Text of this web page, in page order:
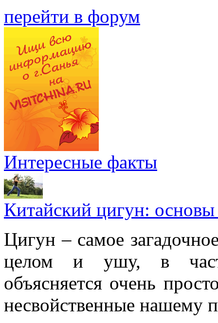
перейти в форум
Интересные факты
Китайский цигун:
Цигун – самое
целом и ушу, в
объясняется очень
несвойственные нашему